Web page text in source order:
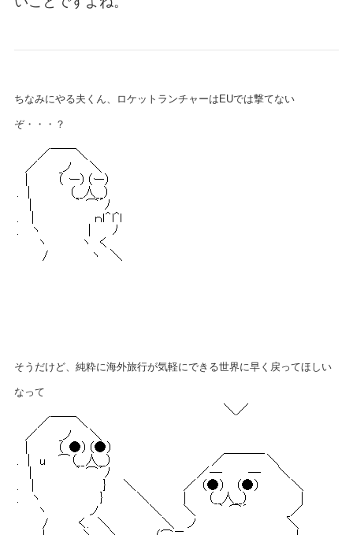
ちなみにやる夫くん、ロケットランチャーはEUでは撃てない
ぞ・・・？
そうだけど、純粋に海外旅行が気軽にできる世界に早く戻ってほしい
なって